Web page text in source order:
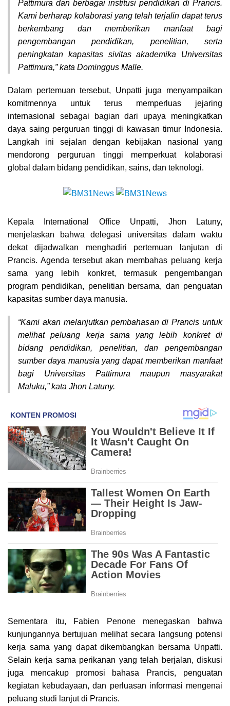
Pattimura dan berbagai institusi pendidikan di Prancis.
Kami berharap kolaborasi yang telah terjalin dapat terus
berkembang dan memberikan manfaat bagi
pengembangan pendidikan, penelitian, serta
peningkatan kapasitas sivitas akademika Universitas
Pattimura,” kata Dominggus Malle.
Dalam pertemuan tersebut, Unpatti juga menyampaikan
komitmennya untuk terus memperluas jejaring
internasional sebagai bagian dari upaya meningkatkan
daya saing perguruan tinggi di kawasan timur Indonesia.
Langkah ini sejalan dengan kebijakan nasional yang
mendorong perguruan tinggi memperkuat kolaborasi
global dalam bidang pendidikan, sains, dan teknologi.
Kepala International Office Unpatti, Jhon Latuny,
menjelaskan bahwa delegasi universitas dalam waktu
dekat dijadwalkan menghadiri pertemuan lanjutan di
Prancis. Agenda tersebut akan membahas peluang kerja
sama yang lebih konkret, termasuk pengembangan
program pendidikan, penelitian bersama, dan penguatan
kapasitas sumber daya manusia.
“Kami akan melanjutkan pembahasan di Prancis untuk
melihat peluang kerja sama yang lebih konkret di
bidang pendidikan, penelitian, dan pengembangan
sumber daya manusia yang dapat memberikan manfaat
bagi Universitas Pattimura maupun masyarakat
Maluku,” kata Jhon Latuny.
Sementara itu, Fabien Penone menegaskan bahwa
kunjungannya bertujuan melihat secara langsung potensi
kerja sama yang dapat dikembangkan bersama Unpatti.
Selain kerja sama perikanan yang telah berjalan, diskusi
juga mencakup promosi bahasa Prancis, penguatan
kegiatan kebudayaan, dan perluasan informasi mengenai
peluang studi lanjut di Prancis.